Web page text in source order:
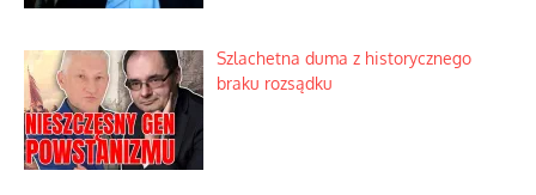
Szlachetna duma z historycznego
braku rozsądku